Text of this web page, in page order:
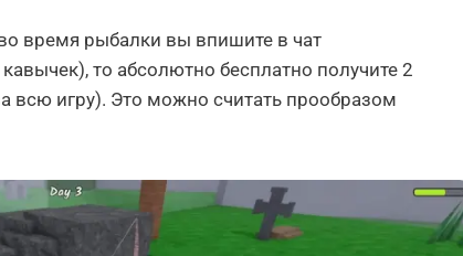
время рыбалки вы впишите в чат
кавычек), то абсолютно бесплатно получите 2
всю игру). Это можно считать прообразом